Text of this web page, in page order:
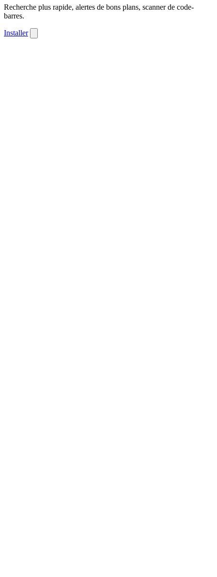
Recherche plus rapide, alertes de bons plans, scanner de code-
barres.
Installer